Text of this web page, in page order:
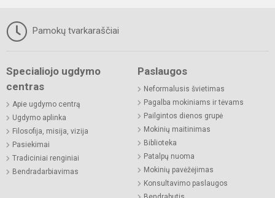
Pamokų tvarkaraščiai
Specialiojo ugdymo
centras
Apie ugdymo centrą
Ugdymo aplinka
Filosofija, misija, vizija
Pasiekimai
Tradiciniai renginiai
Bendradarbiavimas
Paslaugos
Neformalusis švietimas
Pagalba mokiniams ir tėvams
Pailgintos dienos grupė
Mokinių maitinimas
Biblioteka
Patalpų nuoma
Mokinių pavėžėjimas
Konsultavimo paslaugos